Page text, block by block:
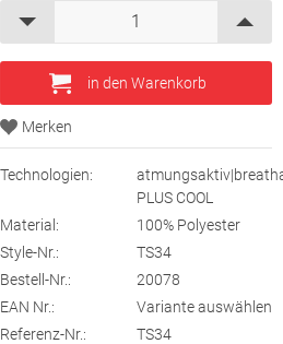
Technologien:
PLUS COOL
Material:
100% Polyester
Style-Nr.:
TS34
Bestell-Nr.:
20078
EAN Nr.:
Variante auswählen
Referenz-Nr.:
TS34